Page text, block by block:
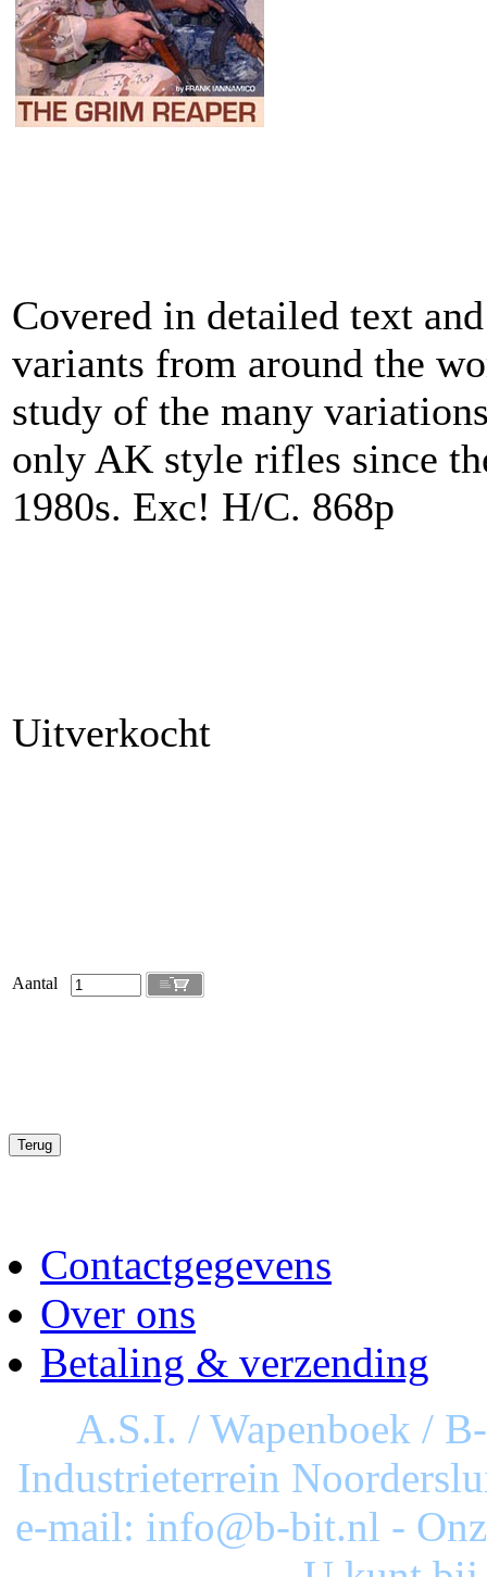
Covered in detailed text
variants from around the
study of the many
only AK style rifles since
1980s. Exc! H/C. 868p
Uitverkocht
Aantal
Contactgegevens
Over ons
Betaling & verzending
A.S.I. / Wapenboek /
Industrieterrein
e-mail: info@b-bit.nl -